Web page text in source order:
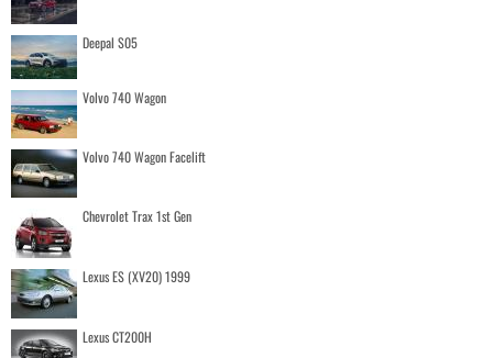
Deepal S05
Volvo 740 Wagon
Volvo 740 Wagon Facelift
Chevrolet Trax 1st Gen
Lexus ES (XV20) 1999
Lexus CT200H